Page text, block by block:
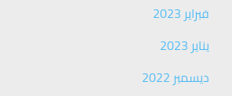
فبراير 2023
يناير 2023
ديسمبر 2022